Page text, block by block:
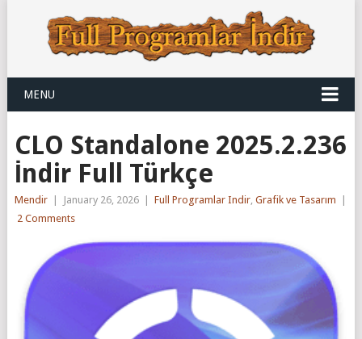
MENU
CLO Standalone 2025.2.236
İndir Full Türkçe
Mendir January 26, 2026 Full Programlar Indir, Grafik ve Tasarım
2 Comments